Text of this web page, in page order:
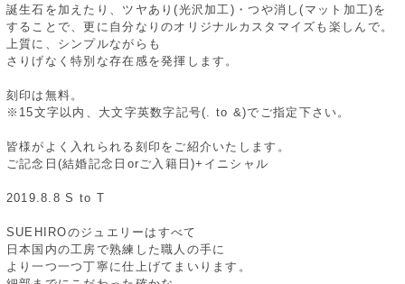
誕生石を加えたり、ツヤあり(光沢加工)・つや消し(マット加工)を
することで、更に自分なりのオリジナルカスタマイズも楽しんで。
上質に、シンプルながらも
さりげなく特別な存在感を発揮します。
刻印は無料。
※15文字以内、大文字英数字記号(. to &)でご指定下さい。
皆様がよく入れられる刻印をご紹介いたします。
ご記念日(結婚記念日orご入籍日)+イニシャル
2019.8.8 S to T
SUEHIROのジュエリーはすべて
日本国内の工房で熟練した職人の手に
より一つ一つ丁寧に仕上げてまいります。